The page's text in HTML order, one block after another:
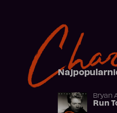
Bryan
Run